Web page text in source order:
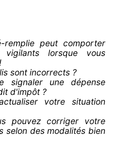
remplie peut comporter
lorsque vous
sont incorrects ?
signaler une dépense
d'impôt ?
votre situation
pouvez corriger votre
selon des modalités bien